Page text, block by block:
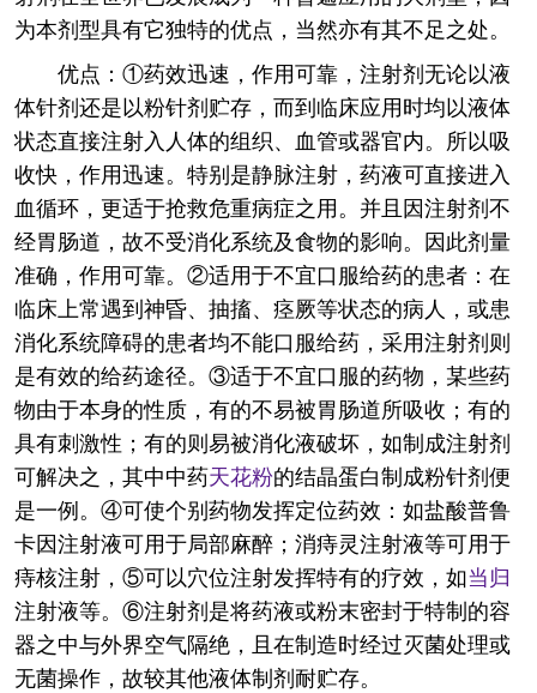
为本剂型具有它独特的优点，当然亦有其不足之处。
优点：①药效迅速，作用可靠，注射剂无论以液
体针剂还是以粉针剂贮存，而到临床应用时均以液体
状态直接注射入人体的组织、血管或器官内。所以吸
收快，作用迅速。特别是静脉注射，药液可直接进入
血循环，更适于抢救危重病症之用。并且因注射剂不
经胃肠道，故不受消化系统及食物的影响。因此剂量
准确，作用可靠。②适用于不宜口服给药的患者：在
临床上常遇到神昏、抽搐、痉厥等状态的病人，或患
消化系统障碍的患者均不能口服给药，采用注射剂则
是有效的给药途径。③适于不宜口服的药物，某些药
物由于本身的性质，有的不易被胃肠道所吸收；有的
具有刺激性；有的则易被消化液破坏，如制成注射剂
可解决之，其中中药天花粉的结晶蛋白制成粉针剂便
是一例。④可使个别药物发挥定位药效：如盐酸普鲁
卡因注射液可用于局部麻醉；消痔灵注射液等可用于
痔核注射，⑤可以穴位注射发挥特有的疗效，如当归
注射液等。⑥注射剂是将药液或粉末密封于特制的容
器之中与外界空气隔绝，且在制造时经过灭菌处理或
无菌操作，故较其他液体制剂耐贮存。